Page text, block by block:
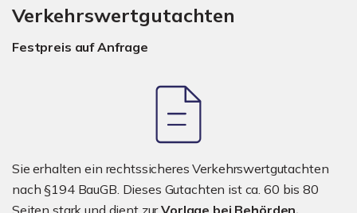
Verkehrswertgutachten
Festpreis auf Anfrage
Sie erhalten ein rechtssicheres Verkehrswertgutachten
nach §194 BauGB. Dieses Gutachten ist ca. 60 bis 80
Seiten stark und dient zurVorlage bei Behörden,